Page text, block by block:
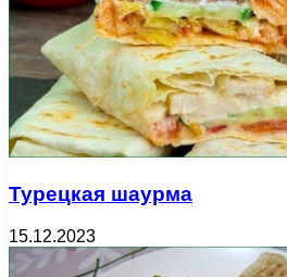
Турецкая шаурма
15.12.2023